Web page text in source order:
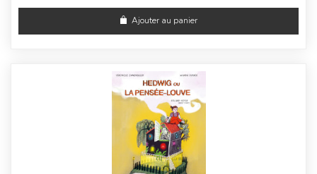
Ajouter au panier